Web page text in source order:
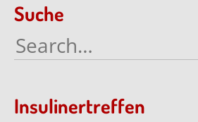
Suche
Search
for:
Insulinertreffen